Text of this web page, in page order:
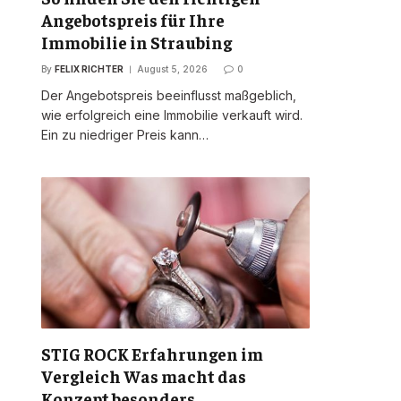
Angebotspreis für Ihre
Immobilie in Straubing
By FELIX RICHTER August 5, 2026 0
Der Angebotspreis beeinflusst maßgeblich,
wie erfolgreich eine Immobilie verkauft wird.
Ein zu niedriger Preis kann…
STIG ROCK Erfahrungen im
Vergleich Was macht das